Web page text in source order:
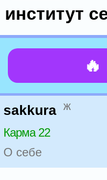
институт
sakkura ж
Карма 22
О себе